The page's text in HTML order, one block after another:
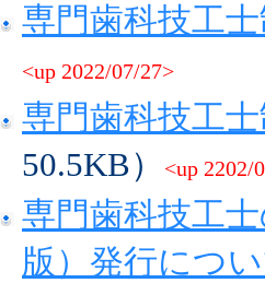
専門歯科技工
<up 2022/07/27>
専門歯科技工
50.5KB）
<up 2202/
専門歯科技工
版）発行につ